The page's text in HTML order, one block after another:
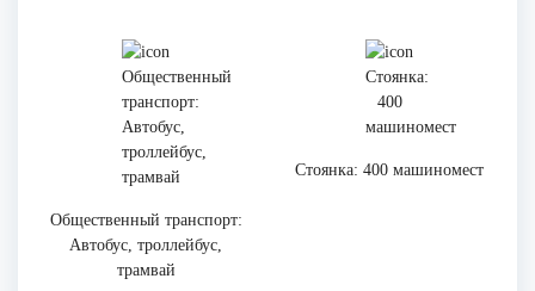
Общественный транспорт:
Автобус, троллейбус,
трамвай
Стоянка: 400 машиномест